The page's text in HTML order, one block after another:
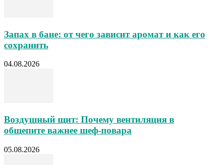
Запах в бане: от чего зависит аромат и как его
сохранить
04.08.2026
Воздушный щит: Почему вентиляция в
общепите важнее шеф-повара
05.08.2026